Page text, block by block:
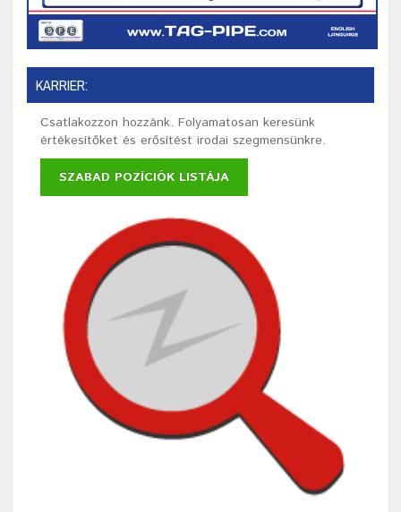
KARRIER:
Csatlakozzon hozzánk. Folyamatosan keresünk
értékesítőket és erősítést irodai szegmensünkre.
SZABAD POZÍCIÓK LISTÁJA